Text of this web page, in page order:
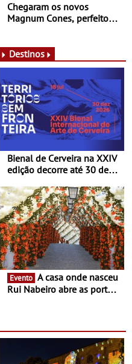
Chegaram os novos
Magnum Cones, perfeitos
Destinos
Bienal de Cerveira na XXIV
edição decorre até 30 de
enquanto “Territórios sem
Fronteira”
Evento
Rui Nabeiro abre as portas
16 de agosto